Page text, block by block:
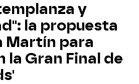
y
la propuesta
Martín para
la Gran Final de